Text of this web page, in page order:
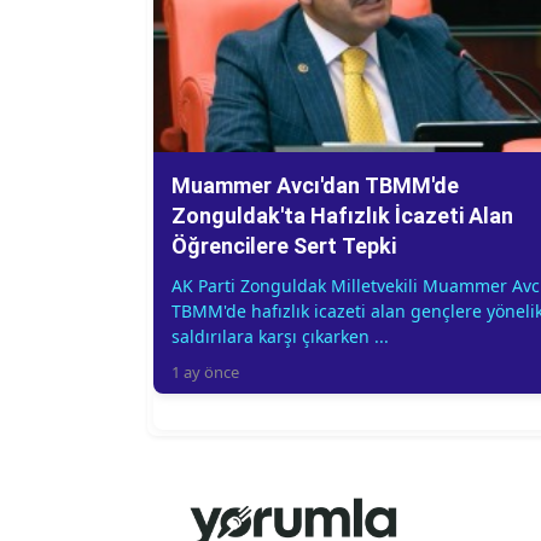
Muammer Avcı'dan TBMM'de
Zonguldak'ta Hafızlık İcazeti Alan
Öğrencilere Sert Tepki
AK Parti Zonguldak Milletvekili Muammer
TBMM'de hafızlık icazeti alan gençlere
saldırılara karşı çıkarken ...
1 ay önce